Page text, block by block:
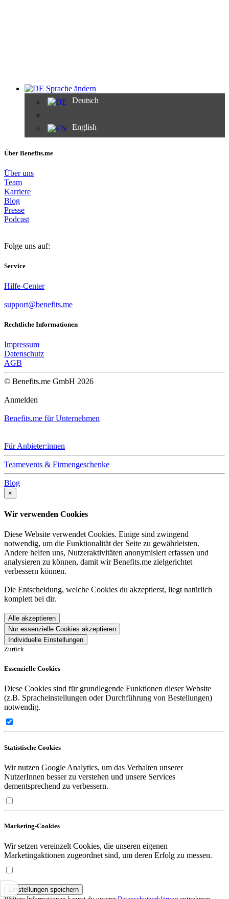
Sprache ändern
Deutsch
English
Über Benefits.me
Über uns
Team
Karriere
Blog
Presse
Podcast
Folge uns auf:
Service
Hilfe-Center
support@benefits.me
Rechtliche Informationen
Impressum
Datenschutz
AGB
© Benefits.me GmbH 2026
Anmelden
Benefits.me für Unternehmen
Für Anbieter:innen
Teamevents & Firmengeschenke
Blog
×
Wir verwenden Cookies
Diese Website verwendet Cookies. Einige sind zwingend
notwendig, um die Funktionalität der Seite zu gewährleisten.
Andere helfen uns, Nutzeraktivitäten anonymisiert erfassen und
analysieren zu können, damit wir Benefits.me zielgerichtet
verbessern können.
Die Entscheidung, welche Cookies du akzeptierst, liegt natürlich
komplett bei dir.
Alle akzeptieren
Nur essenzielle Cookies akzeptieren
Individuelle Einstellungen
Zurück
Essenzielle Cookies
Diese Cookies sind für grundlegende Funktionen dieser Website
(z.B. Spracheinstellungen oder Durchführung von Bestellungen)
notwendig.
Statistische Cookies
Wir nutzen Google Analytics, um das Verhalten unserer
NutzerInnen besser zu verstehen und unsere Services
dementsprechend zu verbessern.
Marketing-Cookies
Wir setzen vereinzelt Cookies, die unseren eigenen
Marketingaktionen zugeordnet sind, um deren Erfolg zu messen.
Einstellungen speichern